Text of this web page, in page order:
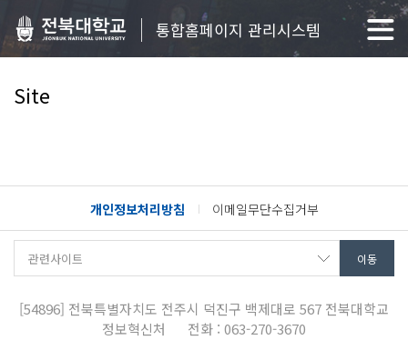
통합홈페이지 관리시스템
Site
개인정보처리방침 이메일무단수집거부
[54896] 전북특별자치도 전주시 덕진구 백제대로 567 전북대학교
정보혁신처
전화 : 063-270-3670